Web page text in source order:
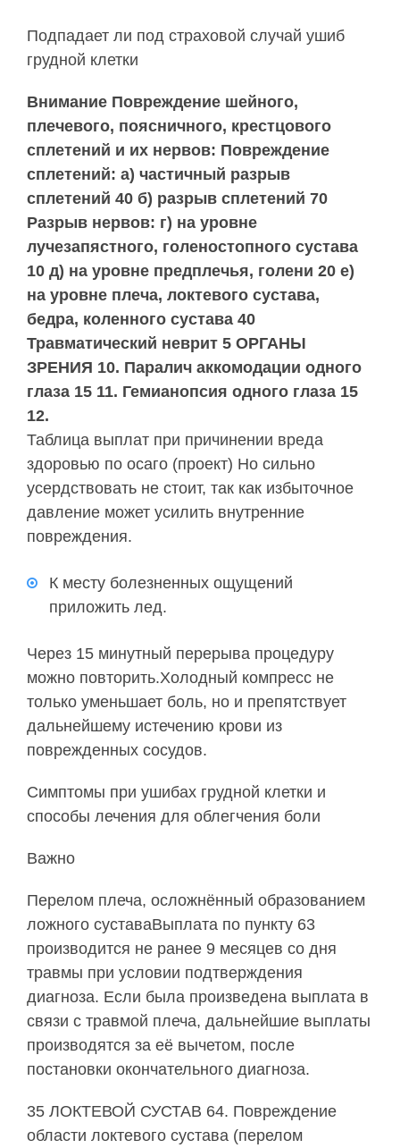
Подпадает ли под страховой случай ушиб
грудной клетки
Внимание Повреждение шейного,
плечевого, поясничного, крестцового
сплетений и их нервов: Повреждение
сплетений: а) частичный разрыв
сплетений 40 б) разрыв сплетений 70
Разрыв нервов: г) на уровне
лучезапястного, голеностопного сустава
10 д) на уровне предплечья, голени 20 е)
на уровне плеча, локтевого сустава,
бедра, коленного сустава 40
Травматический неврит 5 ОРГАНЫ
ЗРЕНИЯ 10. Паралич аккомодации одного
глаза 15 11. Гемианопсия одного глаза 15
12.
Таблица выплат при причинении вреда
здоровью по осаго (проект) Но сильно
усердствовать не стоит, так как избыточное
давление может усилить внутренние
повреждения.
К месту болезненных ощущений
приложить лед.
Через 15 минутный перерыва процедуру
можно повторить.Холодный компресс не
только уменьшает боль, но и препятствует
дальнейшему истечению крови из
поврежденных сосудов.
Симптомы при ушибах грудной клетки и
способы лечения для облегчения боли
Важно
Перелом плеча, осложнённый образованием
ложного суставаВыплата по пункту 63
производится не ранее 9 месяцев со дня
травмы при условии подтверждения
диагноза. Если была произведена выплата в
связи с травмой плеча, дальнейшие выплаты
производятся за её вычетом, после
постановки окончательного диагноза.
35 ЛОКТЕВОЙ СУСТАВ 64. Повреждение
области локтевого сустава (перелом